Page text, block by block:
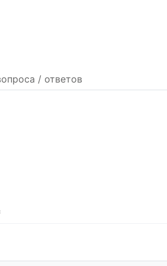
/ ответов